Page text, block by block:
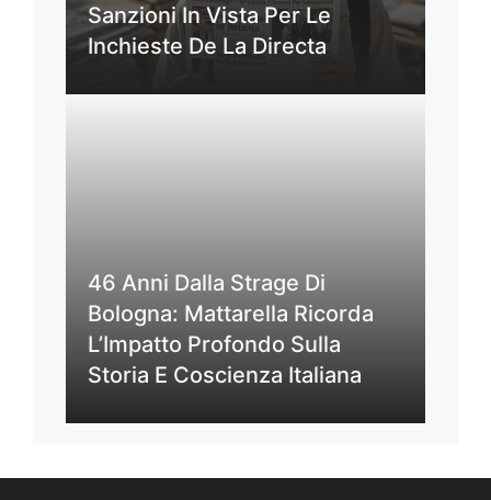
Sanzioni In Vista Per Le
Inchieste De La Directa
46 Anni Dalla Strage Di
Bologna: Mattarella Ricorda
L’Impatto Profondo Sulla
Storia E Coscienza Italiana